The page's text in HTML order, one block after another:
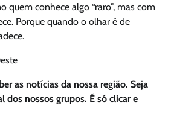
quem conhece algo “raro”, mas com
Porque quando o olhar é de
as notícias da nossa região. Seja
dos nossos grupos. É só clicar e